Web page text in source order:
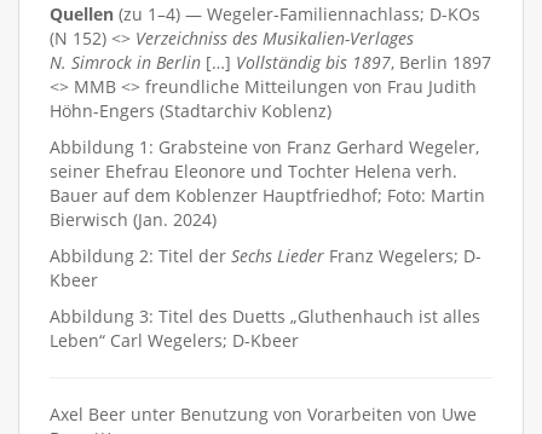
Quellen (zu 1–4) — Wegeler-Familiennachlass; D-KOs
(N 152) <> Verzeichniss des Musikalien-Verlages
N. Simrock in Berlin […] Vollständig bis 1897, Berlin 1897
<> MMB <> freundliche Mitteilungen von Frau Judith
Höhn-Engers (Stadtarchiv Koblenz)
Abbildung 1: Grabsteine von Franz Gerhard Wegeler,
seiner Ehefrau Eleonore und Tochter Helena verh.
Bauer auf dem Koblenzer Hauptfriedhof; Foto: Martin
Bierwisch (Jan. 2024)
Abbildung 2: Titel der Sechs Lieder Franz Wegelers; D-
Kbeer
Abbildung 3: Titel des Duetts „Gluthenhauch ist alles
Leben“ Carl Wegelers; D-Kbeer
Axel Beer unter Benutzung von Vorarbeiten von Uwe